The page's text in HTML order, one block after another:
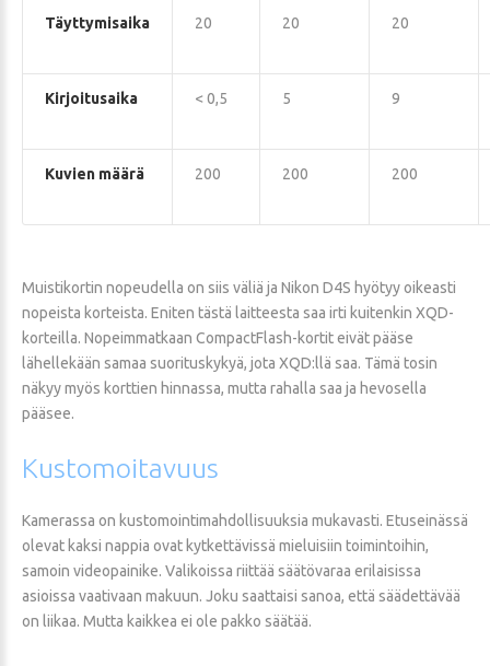
Täyttymisaika 20 20 20
Kirjoitusaika < 0,5 5 9
Kuvien määrä 200 200 200
Muistikortin nopeudella on siis väliä ja Nikon D4S hyötyy oikeasti
nopeista korteista. Eniten tästä laitteesta saa irti kuitenkin XQD-
korteilla. Nopeimmatkaan CompactFlash-kortit eivät pääse
lähellekään samaa suorituskykyä, jota XQD:llä saa. Tämä tosin
näkyy myös korttien hinnassa, mutta rahalla saa ja hevosella
pääsee.
Kustomoitavuus
Kamerassa on kustomointimahdollisuuksia mukavasti. Etuseinässä
olevat kaksi nappia ovat kytkettävissä mieluisiin toimintoihin,
samoin videopainike. Valikoissa riittää säätövaraa erilaisissa
asioissa vaativaan makuun. Joku saattaisi sanoa, että säädettävää
on liikaa. Mutta kaikkea ei ole pakko säätää.